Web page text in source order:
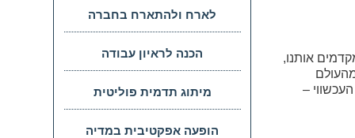
אותנו,
–
להתנהג בהתאם"
לארח ולהתארח בחברה
ובעסקים
הכנה לראיון עבודה
מיתוג תדמית פוליטית
הופעה אפקטיבית במדיה